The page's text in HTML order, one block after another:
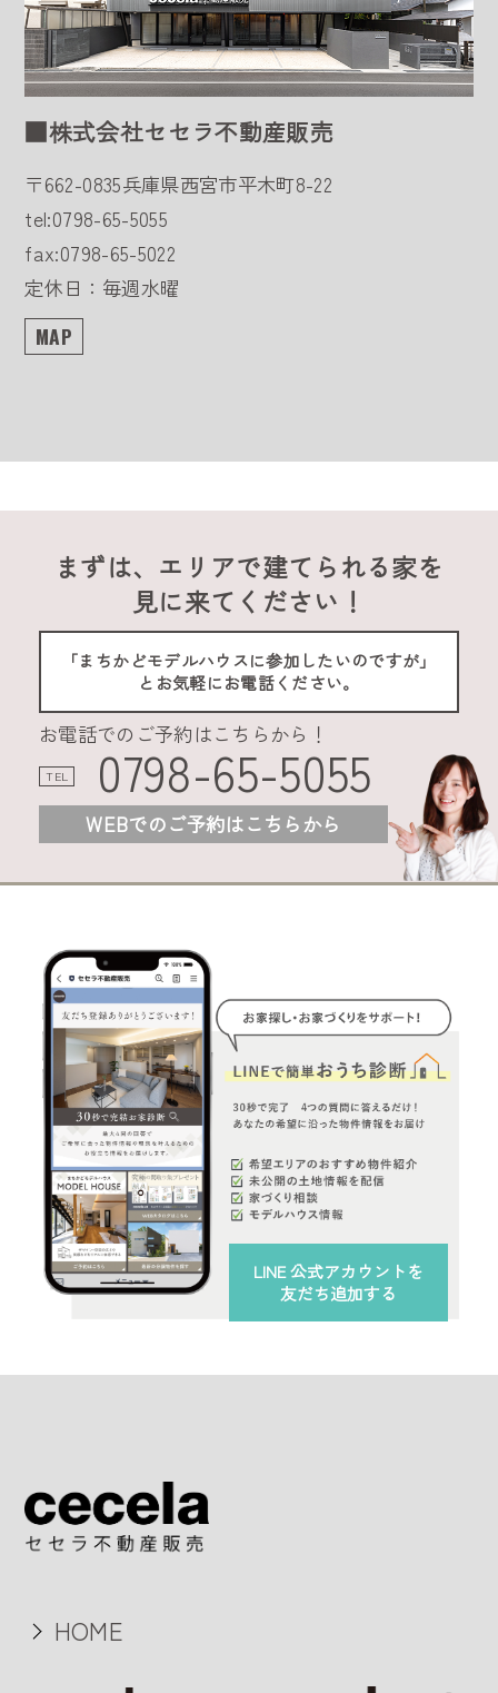
■株式会社セセラ不動産販売
〒662-0835兵庫県西宮市平木町8-22
tel:0798-65-5055
fax:0798-65-5022
定休日：毎週水曜
MAP
まずは、エリアで建てられる家を
見に来てください！
「まちかどモデルハウスに参加したいのですが」
とお気軽にお電話ください。
お電話でのご予約はこちらから！
TEL 0798-65-5055
WEBでのご予約はこちらから
LINE 公式アカウントを
友だち追加する
HOME